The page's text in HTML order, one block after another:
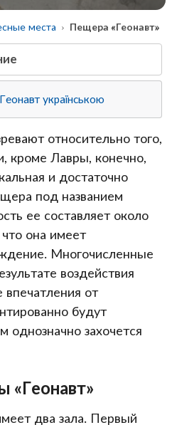
места Пещера «Геонавт»
українською
относительно того,
кроме Лавры, конечно,
и достаточно
под названием
ее составляет около
она имеет
Многочисленные
воздействия
от
будут
захочется
«Геонавт»
два зала. Первый